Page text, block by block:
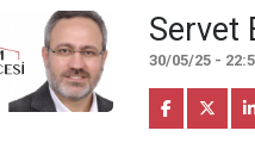
Servet
30/05/25 -